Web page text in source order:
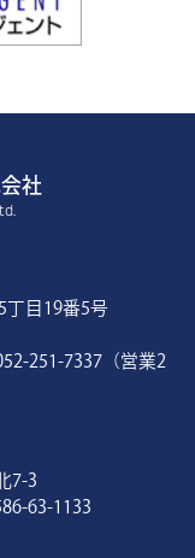
社
丁目19番5号
251-7337（営業2
7-3
63-1133